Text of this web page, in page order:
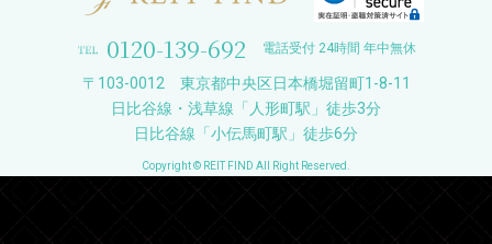
0120-139-692 電話受付 24時間 年中無休
〒103-0012 東京都中央区日本橋堀留町1-8-11
日比谷線・浅草線「人形町駅」徒歩3分
日比谷線「小伝馬町駅」徒歩6分
Copyright © REIT FIND All Right Reserved.